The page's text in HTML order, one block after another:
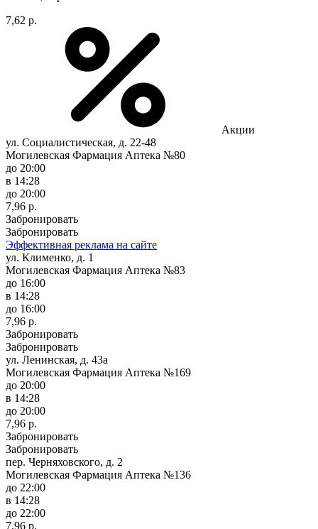
7,62 р.
Акции
ул. Социалистическая, д. 22-48
Могилевская Фармация Аптека №80
до 20:00
в 14:28
до 20:00
7,96 р.
Забронировать
Забронировать
Эффективная реклама на сайте
ул. Клименко, д. 1
Могилевская Фармация Аптека №83
до 16:00
в 14:28
до 16:00
7,96 р.
Забронировать
Забронировать
ул. Ленинская, д. 43а
Могилевская Фармация Аптека №169
до 20:00
в 14:28
до 20:00
7,96 р.
Забронировать
Забронировать
пер. Черняховского, д. 2
Могилевская Фармация Аптека №136
до 22:00
в 14:28
до 22:00
7,96 р.